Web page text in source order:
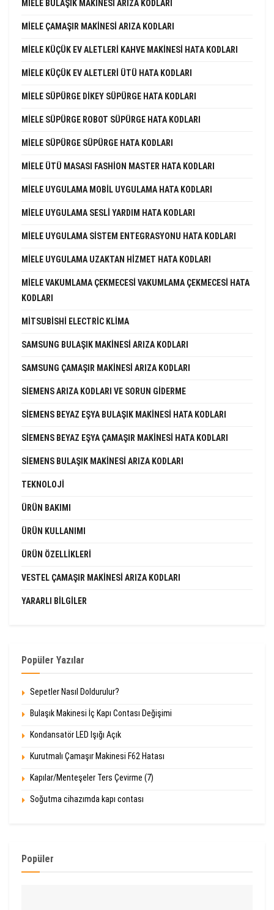
MIELE BULAŞIK MAKINESI ARIZA KODLARI
MIELE ÇAMAŞIR MAKINESI ARIZA KODLARI
MIELE KÜÇÜK EV ALETLERI KAHVE MAKINESI HATA KODLARI
MIELE KÜÇÜK EV ALETLERI ÜTÜ HATA KODLARI
MIELE SÜPÜRGE DIKEY SÜPÜRGE HATA KODLARI
MIELE SÜPÜRGE ROBOT SÜPÜRGE HATA KODLARI
MIELE SÜPÜRGE SÜPÜRGE HATA KODLARI
MIELE ÜTÜ MASASI FASHION MASTER HATA KODLARI
MIELE UYGULAMA MOBIL UYGULAMA HATA KODLARI
MIELE UYGULAMA SESLI YARDIM HATA KODLARI
MIELE UYGULAMA SISTEM ENTEGRASYONU HATA KODLARI
MIELE UYGULAMA UZAKTAN HIZMET HATA KODLARI
MIELE VAKUMLAMA ÇEKMECESI VAKUMLAMA ÇEKMECESI HATA
KODLARI
MITSUBISHI ELECTRIC KLIMA
SAMSUNG BULAŞIK MAKINESI ARIZA KODLARI
SAMSUNG ÇAMAŞIR MAKINESI ARIZA KODLARI
SIEMENS ARIZA KODLARI VE SORUN GIDERME
SIEMENS BEYAZ EŞYA BULAŞIK MAKINESI HATA KODLARI
SIEMENS BEYAZ EŞYA ÇAMAŞIR MAKINESI HATA KODLARI
SIEMENS BULAŞIK MAKINESI ARIZA KODLARI
TEKNOLOJI
ÜRÜN BAKIMI
ÜRÜN KULLANIMI
ÜRÜN ÖZELLIKLERI
VESTEL ÇAMAŞIR MAKINESI ARIZA KODLARI
YARARLI BILGILER
Popüler Yazılar
Sepetler Nasıl Doldurulur?
Bulaşık Makinesi İç Kapı Contası Değişimi
Kondansatör LED Işığı Açık
Kurutmalı Çamaşır Makinesi F62 Hatası
Kapılar/Menteşeler Ters Çevirme (7)
Soğutma cihazımda kapı contası
Popüler